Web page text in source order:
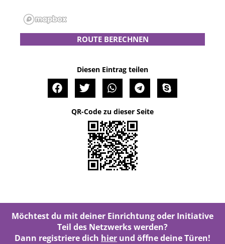
ROUTE BERECHNEN
Diesen Eintrag teilen
QR-Code zu dieser Seite
Möchtest du mit deiner Einrichtung oder Initiative
Teil des Netzwerks werden?
Dann registriere dich hier und öffne deine Türen!